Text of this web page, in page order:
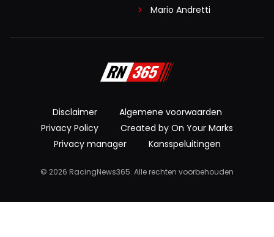
Mario Andretti
Disclaimer
Algemene voorwaarden
Privacy Policy
Created by On Your Marks
Privacy manager
Kansspeluitingen
© 2026 RacingNews365. Alle rechten voorbehouden